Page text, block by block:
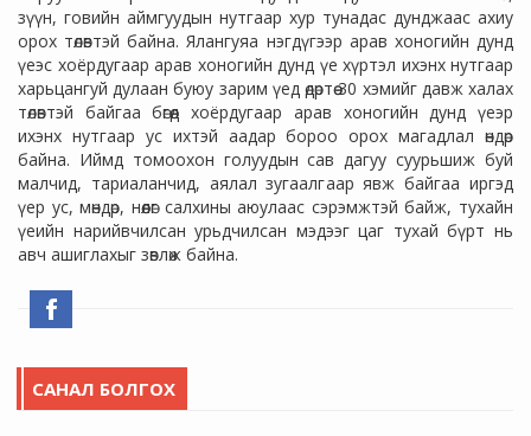
зүүн, говийн аймгуудын нутгаар хур тунадас дунджаас ахиу
орох төлөвтэй байна. Ялангуяа нэгдүгээр арав хоногийн дунд
үеэс хоёрдугаар арав хоногийн дунд үе хүртэл ихэнх нутгаар
харьцангуй дулаан буюу зарим үед өдөртөө 30 хэмийг давж халах
төлөвтэй байгаа бөгөөд хоёрдугаар арав хоногийн дунд үеэр
ихэнх нутгаар ус ихтэй аадар бороо орох магадлал өндөр
байна. Иймд томоохон голуудын сав дагуу суурьшиж буй
малчид, тариаланчид, аялал зугаалгаар явж байгаа иргэд
үер ус, мөндөр, нөөлөг салхины аюулаас сэрэмжтэй байж, тухайн
үеийн нарийвчилсан урьдчилсан мэдээг цаг тухай бүрт нь
авч ашиглахыг зөвлөж байна.
САНАЛ БОЛГОХ